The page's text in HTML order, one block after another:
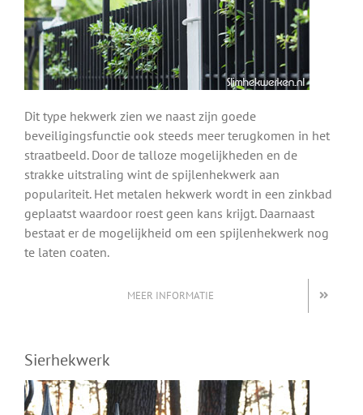
Dit type hekwerk zien we naast zijn goede
beveiligingsfunctie ook steeds meer terugkomen in het
straatbeeld. Door de talloze mogelijkheden en de
strakke uitstraling wint de spijlenhekwerk aan
populariteit. Het metalen hekwerk wordt in een zinkbad
geplaatst waardoor roest geen kans krijgt. Daarnaast
bestaat er de mogelijkheid om een spijlenhekwerk nog
te laten coaten.
MEER INFORMATIE
Sierhekwerk